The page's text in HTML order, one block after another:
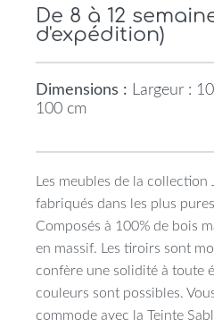
De 8 à 12
d'expédition)
Dimensions : Largeur :
100 cm
Les meubles de la collection
fabriqués dans les plus
Composés à 100% de bois
en massif. Les tiroirs sont
confère une solidité à toute
couleurs sont possibles.
commode avec la Teinte